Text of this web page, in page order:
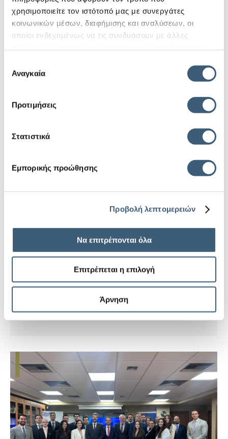
χρησιμοποιείτε τον ιστότοπό μας με συνεργάτες
κοινωνικών μέσων, διαφήμισης και αναλύσεων, οι
οποίοι ενδεχομένως να τις συνδυάσουν με άλλες
των υπηρεσιών τους.
συγκατάθεσης
Αναγκαία
Προτιμήσεις
Στατιστικά
Εμπορικής προώθησης
Προβολή λεπτομερειών
Να επιτρέπονται όλα
Επιτρέπεται η επιλογή
Άρνηση
«Χρηματοδοτώντας την εξωστρέφεια:
διαχείριση κινδύνου για τις ελληνικές
επιχειρήσεις», από την ΕCG
Νέα & Εκδηλώσεις 17 Ιουνίου, 2026
Η Export Credit Greece συμμετείχε στην εκδήλωση
«Εξωστρέφεια για μια Ισχυρή Ελλάδα: Η διεθνής
παρουσία της χώρας ως…